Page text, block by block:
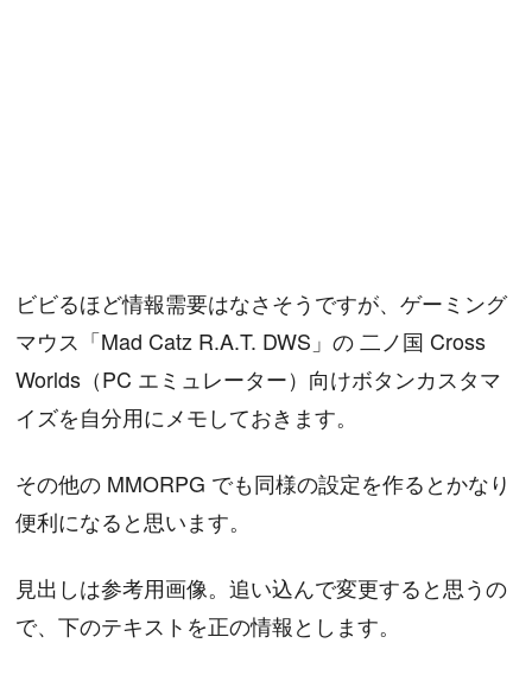
ビビるほど情報需要はなさそうですが、ゲーミング
マウス「Mad Catz R.A.T. DWS」の 二ノ国 Cross
Worlds（PC エミュレーター）向けボタンカスタマ
イズを自分用にメモしておきます。
その他の MMORPG でも同様の設定を作るとかなり
便利になると思います。
見出しは参考用画像。追い込んで変更すると思うの
で、下のテキストを正の情報とします。